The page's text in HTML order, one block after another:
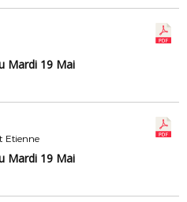
Mardi 19 Mai
Etienne
Mardi 19 Mai